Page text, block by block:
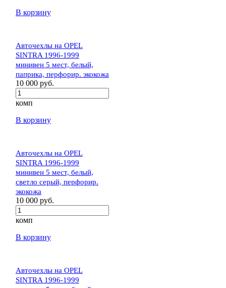
В корзину
Авточехлы на OPEL
SINTRA 1996-1999
минивен 5 мест, белый,
паприка, перфорир. экокожа
10 000 руб.
комп
В корзину
Авточехлы на OPEL
SINTRA 1996-1999
минивен 5 мест, белый,
светло серый, перфорир.
экокожа
10 000 руб.
комп
В корзину
Авточехлы на OPEL
SINTRA 1996-1999